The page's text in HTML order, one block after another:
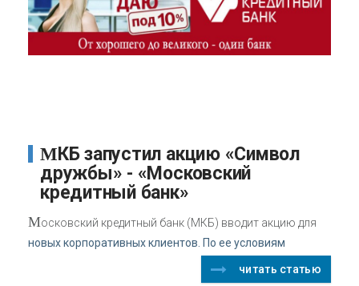
МКБ запустил акцию «Символ
дружбы» - «Московский
кредитный банк»
Московский кредитный банк (МКБ) вводит акцию для
новых корпоративных клиентов. По ее условиям
читать статью